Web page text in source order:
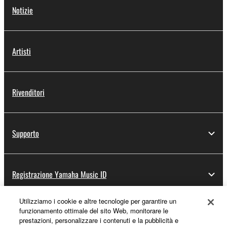
Notizie
Artisti
Rivenditori
Supporto
Registrazione Yamaha Music ID
Informazioni su Yamaha
Utilizziamo i cookie e altre tecnologie per garantire un
funzionamento ottimale del sito Web, monitorare le
prestazioni, personalizzare i contenuti e la pubblicità e